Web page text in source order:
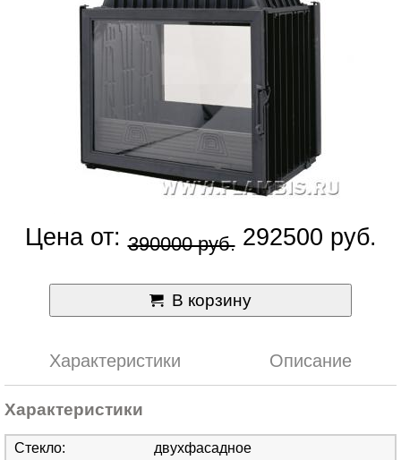
Цена от: 390000 руб. 292500 руб.
В корзину
Характеристики Описание
Характеристики
Стекло:
двухфасадное